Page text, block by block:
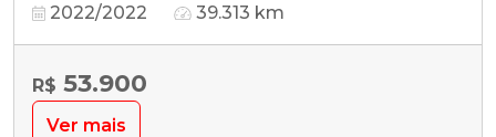
2022/2022 39.313 km
R$ 53.900
Ver mais